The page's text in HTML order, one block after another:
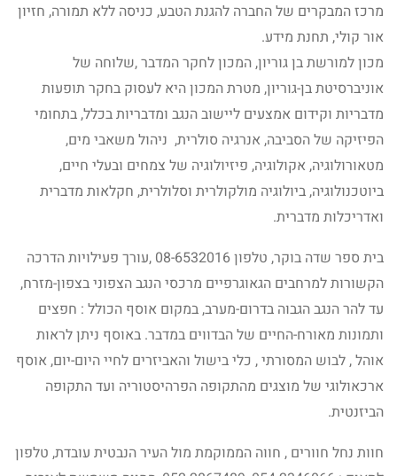
מרכז המבקרים של החברה להגנת הטבע, כניסה ללא תמורה, חזיון
אור קולי, תחנת מידע.
מכון למורשת בן גוריון, המכון לחקר המדבר ,שלוחה של
אוניברסיטת בן-גוריון, מטרת המכון היא לעסוק בחקר תופעות
מדבריות וקידום אמצעים ליישוב הנגב ומדבריות בכלל, בתחומי
הפיזיקה של הסביבה, אנרגיה סולרית, ניהול משאבי מים,
מטאורולוגיה, אקולוגיה, פיזיולוגיה של צמחים ובעלי חיים,
ביוטכנולוגיה, ביולוגיה מולקולרית וסלולרית, חקלאות מדברית
ואדריכלות מדברית.
בית ספר שדה בוקר, טלפון 08-6532016 ,עורך פעילויות הדרכה
הקשורות למרחבים הגאוגרפיים מרכסי הנגב הצפוני בצפון-מזרח,
עד להר הנגב הגבוה בדרום-מערב, במקום אוסף הכולל : חפצים
ותמונות מאורח-החיים של הבדווים במדבר. באוסף ניתן לראות
אוהל , לבוש המסורתי , כלי בישול והאביזרים לחיי היום-יום, אוסף
ארכאולוגי של מוצגים מהתקופה הפרהיסטוריה ועד התקופה
הביזנטית.
חוות נחל חוורים , חווה הממוקמת מול העיר הנבטית עובדת, טלפון